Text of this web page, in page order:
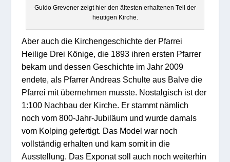
Guido Grevener zeigt hier den ältesten erhaltenen Teil der
heutigen Kirche.
Aber auch die Kirchengeschichte der Pfarrei
Heilige Drei Könige, die 1893 ihren ersten Pfarrer
bekam und dessen Geschichte im Jahr 2009
endete, als Pfarrer Andreas Schulte aus Balve die
Pfarrei mit übernehmen musste. Nostalgisch ist der
1:100 Nachbau der Kirche. Er stammt nämlich
noch vom 800-Jahr-Jubiläum und wurde damals
vom Kolping gefertigt. Das Model war noch
vollständig erhalten und kam somit in die
Ausstellung. Das Exponat soll auch noch weiterhin